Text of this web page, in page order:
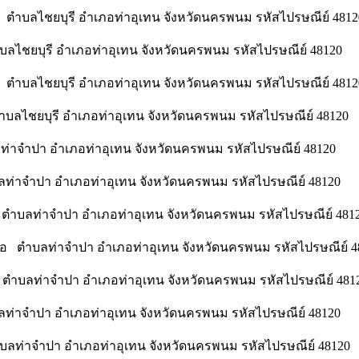
ำบลไชยบุรี อำเภอท่าอุเทน จังหวัดนครพนม รหัสไปรษณีย์
ไชยบุรี อำเภอท่าอุเทน จังหวัดนครพนม รหัสไปรษณีย์ 48120
ำบลไชยบุรี อำเภอท่าอุเทน จังหวัดนครพนม รหัสไปรษณีย์
ลไชยบุรี อำเภอท่าอุเทน จังหวัดนครพนม รหัสไปรษณีย์ 48120
จำปา อำเภอท่าอุเทน จังหวัดนครพนม รหัสไปรษณีย์ 48120
าจำปา อำเภอท่าอุเทน จังหวัดนครพนม รหัสไปรษณีย์ 48120
บลท่าจำปา อำเภอท่าอุเทน จังหวัดนครพนม รหัสไปรษณีย์
ตำบลท่าจำปา อำเภอท่าอุเทน จังหวัดนครพนม รหัสไปรษณีย์
บลท่าจำปา อำเภอท่าอุเทน จังหวัดนครพนม รหัสไปรษณีย์
จำปา อำเภอท่าอุเทน จังหวัดนครพนม รหัสไปรษณีย์ 48120
ท่าจำปา อำเภอท่าอุเทน จังหวัดนครพนม รหัสไปรษณีย์ 48120